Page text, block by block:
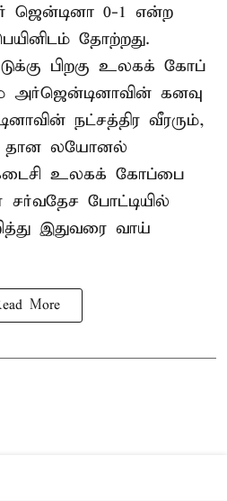
ஜென்டினா 0-1 என்ற
தோற்றது.
பிறகு உலகக் கோப்
கனவு
நட்சத்திர வீரரும்,
தான லயோனல்
உலகக் கோப்பை
போட்டியில்
இதுவரை வாய்
More